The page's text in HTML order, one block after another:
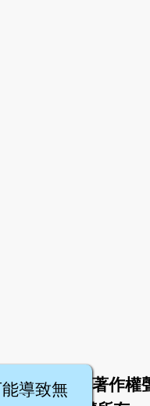
私權條款
著作權
導致無